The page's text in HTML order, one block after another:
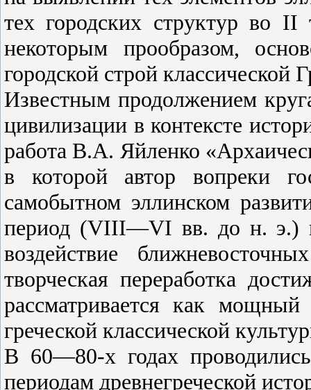
тех городских структур во
некоторым прообразом,
городской строй классической
Известным продолжением
цивилизации в контексте
работа В.А. Яйленко
в которой автор вопреки
самобытном эллинском
период (VIII—VI вв. до н. э.)
воздействие
творческая переработка
рассматривается как мощный
греческой классической
В 60—80-х годах
периодам древнегреческой